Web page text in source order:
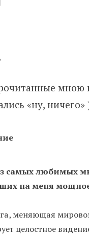
мною
«ну, ничего»
самых любимых
на меня
меняющая
целостное